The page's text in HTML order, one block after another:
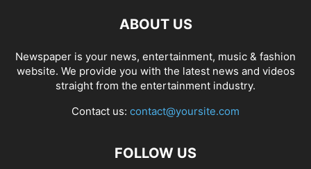
ABOUT US
Newspaper is your news, entertainment, music & fashion
website. We provide you with the latest news and videos
straight from the entertainment industry.
Contact us: contact@yoursite.com
FOLLOW US